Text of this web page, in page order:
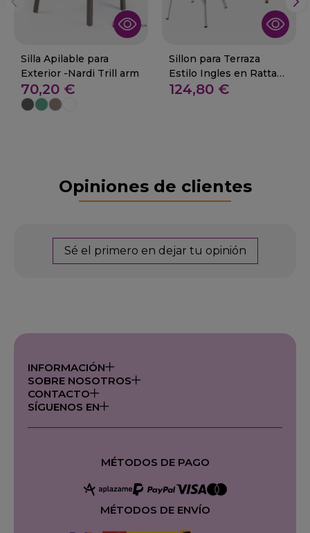
Silla Apilable para
Exterior -Nardi Trill arm
70,20 €
Sillon para Terraza
Estilo Ingles en Rattan
97-ANNA
124,80 €
Opiniones de clientes
Sé el primero en dejar tu opinión
INFORMACIÓN
SOBRE NOSOTROS
CONTACTO
SÍGUENOS EN
MÉTODOS DE PAGO
MÉTODOS DE ENVÍO